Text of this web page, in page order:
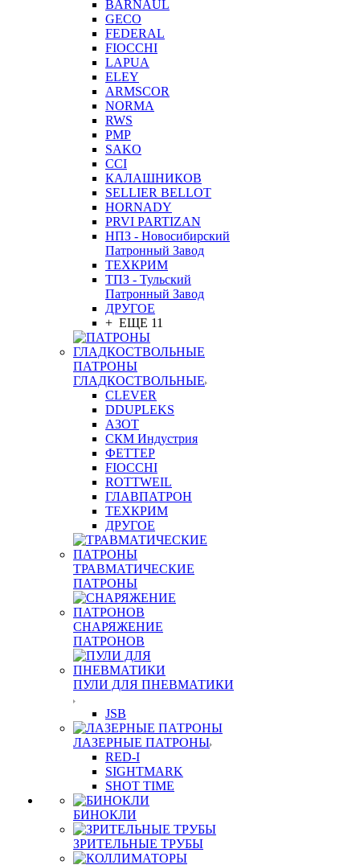
BARNAUL
GEСO
FEDERAL
FIOCCHI
LAPUA
ELEY
ARMSCOR
NORMA
RWS
PMP
SAKO
CCI
КАЛАШНИКОВ
SELLIER BELLOT
HORNADY
PRVI PARTIZAN
НПЗ - Новосибирский
Патронный Завод
ТЕХКРИМ
ТПЗ - Тульский
Патронный Завод
ДРУГОЕ
+ ЕЩЕ 11
ПАТРОНЫ
ГЛАДКОСТВОЛЬНЫЕ
CLEVER
DDUPLEKS
АЗОТ
СКМ Индустрия
ФЕТТЕР
FIOCCHI
ROTTWEIL
ГЛАВПАТРОН
ТЕХКРИМ
ДРУГОЕ
ТРАВМАТИЧЕСКИЕ
ПАТРОНЫ
СНАРЯЖЕНИЕ
ПАТРОНОВ
ПУЛИ ДЛЯ ПНЕВМАТИКИ
JSB
ЛАЗЕРНЫЕ ПАТРОНЫ
RED-I
SIGHTMARK
SHOT TIME
БИНОКЛИ
ЗРИТЕЛЬНЫЕ ТРУБЫ